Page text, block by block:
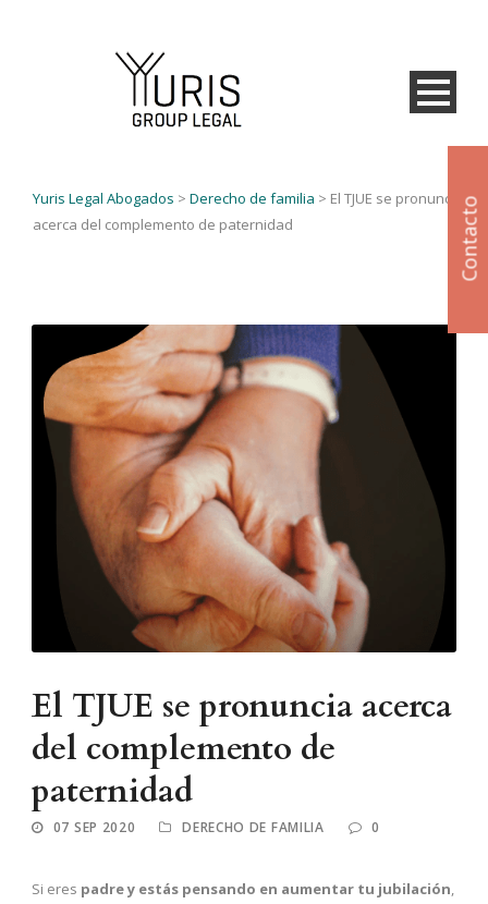
Yuris Legal Abogados > Derecho de familia > El TJUE se pronuncia
acerca del complemento de paternidad
El TJUE se pronuncia acerca
del complemento de
paternidad
07 SEP 2020 DERECHO DE FAMILIA 0
Si eres padre y estás pensando en aumentar tu jubilación,
Contacto